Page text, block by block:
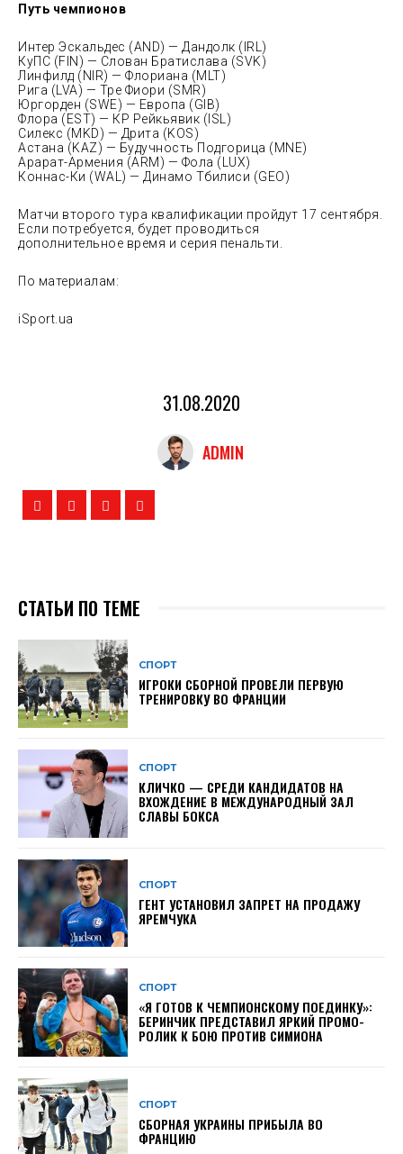
Путь чемпионов
Интер Эскальдес (AND) — Дандолк (IRL)
КуПС (FIN) — Слован Братислава (SVK)
Линфилд (NIR) — Флориана (MLT)
Рига (LVA) — Тре Фиори (SMR)
Юргорден (SWE) — Европа (GIB)
Флора (EST) — КР Рейкьявик (ISL)
Силекс (MKD) — Дрита (KOS)
Астана (KAZ) — Будучность Подгорица (MNE)
Арарат-Армения (ARM) — Фола (LUX)
Коннас-Ки (WAL) — Динамо Тбилиси (GEO)
Матчи второго тура квалификации пройдут 17 сентября.
Если потребуется, будет проводиться
дополнительное время и серия пенальти.
По материалам:
iSport.ua
31.08.2020
ADMIN
СТАТЬИ ПО ТЕМЕ
СПОРТ
ИГРОКИ СБОРНОЙ ПРОВЕЛИ ПЕРВУЮ
ТРЕНИРОВКУ ВО ФРАНЦИИ
СПОРТ
КЛИЧКО — СРЕДИ КАНДИДАТОВ НА
ВХОЖДЕНИЕ В МЕЖДУНАРОДНЫЙ ЗАЛ
СЛАВЫ БОКСА
СПОРТ
ГЕНТ УСТАНОВИЛ ЗАПРЕТ НА ПРОДАЖУ
ЯРЕМЧУКА
СПОРТ
«Я ГОТОВ К ЧЕМПИОНСКОМУ ПОЕДИНКУ»:
БЕРИНЧИК ПРЕДСТАВИЛ ЯРКИЙ ПРОМО-
РОЛИК К БОЮ ПРОТИВ СИМИОНА
СПОРТ
СБОРНАЯ УКРАИНЫ ПРИБЫЛА ВО
ФРАНЦИЮ